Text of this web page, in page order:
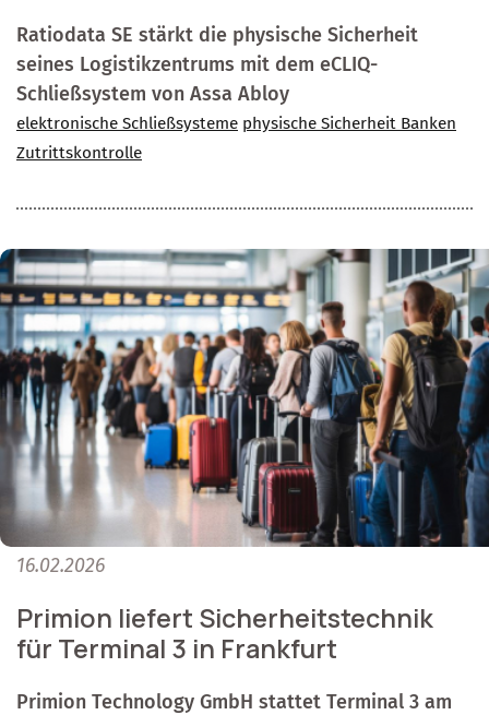
Ratiodata SE stärkt die physische Sicherheit
seines Logistikzentrums mit dem eCLIQ-
Schließsystem von Assa Abloy
elektronische Schließsysteme physische Sicherheit Banken
Zutrittskontrolle
16.02.2026
Primion liefert Sicherheitstechnik
für Terminal 3 in Frankfurt
Primion Technology GmbH stattet Terminal 3 am